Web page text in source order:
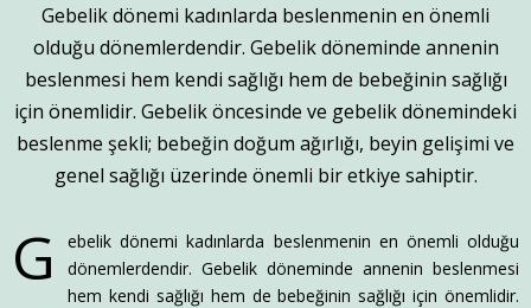
Gebelik dönemi kadınlarda beslenmenin en önemli
olduğu dönemlerdendir. Gebelik döneminde annenin
beslenmesi hem kendi sağlığı hem de bebeğinin sağlığı
için önemlidir. Gebelik öncesinde ve gebelik dönemindeki
beslenme şekli; bebeğin doğum ağırlığı, beyin gelişimi ve
genel sağlığı üzerinde önemli bir etkiye sahiptir.
G
ebelik dönemi kadınlarda beslenmenin en önemli olduğu
dönemlerdendir. Gebelik döneminde annenin beslenmesi
hem kendi sağlığı hem de bebeğinin sağlığı için önemlidir.